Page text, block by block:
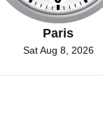
Paris
Sat Aug 8, 2026